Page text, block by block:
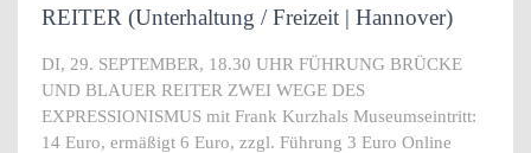
REITER (Unterhaltung / Freizeit | Hannover)
DI, 29. SEPTEMBER, 18.30 UHR FÜHRUNG BRÜCKE
UND BLAUER REITER ZWEI WEGE DES
EXPRESSIONISMUS mit Frank Kurzhals Museumseintritt:
14 Euro, ermäßigt 6 Euro, zzgl. Führung 3 Euro Online